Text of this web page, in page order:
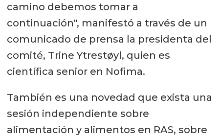
camino debemos tomar a
continuación", manifestó a través de un
comunicado de prensa la presidenta del
comité, Trine Ytrestøyl, quien es
científica senior en Nofima.
También es una novedad que exista una
sesión independiente sobre
alimentación y alimentos en RAS, sobre